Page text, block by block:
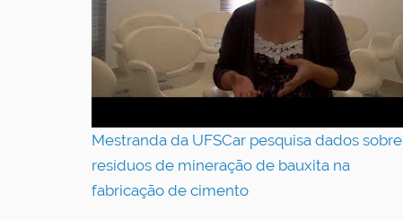
Mestranda da UFSCar pesquisa dados sobre
resíduos de mineração de bauxita na
fabricação de cimento